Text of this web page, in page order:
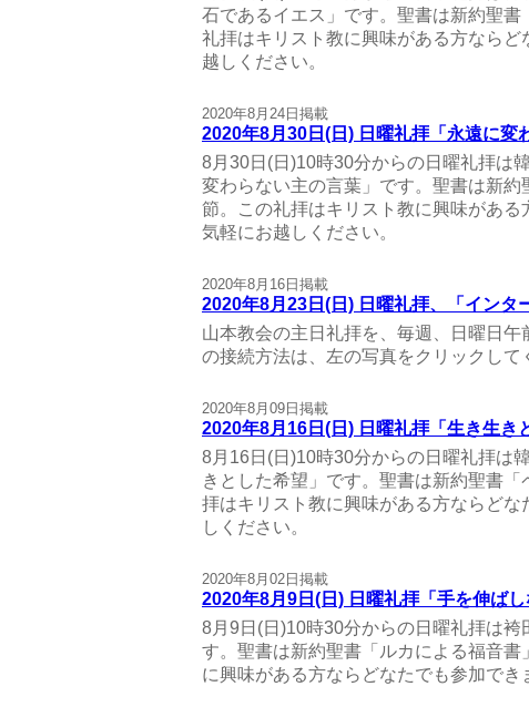
石であるイエス」です。聖書は新約聖
礼拝はキリスト教に興味がある方なら
越しください。
2020年8月24日掲載
2020年8月30日(日) 日曜礼拝「永遠に変
8月30日(日)10時30分からの日曜礼拝は
変わらない主の言葉」です。聖書は新
節。この礼拝はキリスト教に興味があ
気軽にお越しください。
2020年8月16日掲載
2020年8月23日(日) 日曜礼拝、「インタ
山本教会の主日礼拝を、毎週、日曜日
の接続方法は、左の写真をクリックして
2020年8月09日掲載
2020年8月16日(日) 日曜礼拝「生き生き
8月16日(日)10時30分からの日曜礼拝は
きとした希望」です。聖書は新約聖書
拝はキリスト教に興味がある方ならど
しください。
2020年8月02日掲載
2020年8月9日(日) 日曜礼拝「手を伸ばし
8月9日(日)10時30分からの日曜礼拝は
す。聖書は新約聖書「ルカによる福音
に興味がある方ならどなたでも参加でき